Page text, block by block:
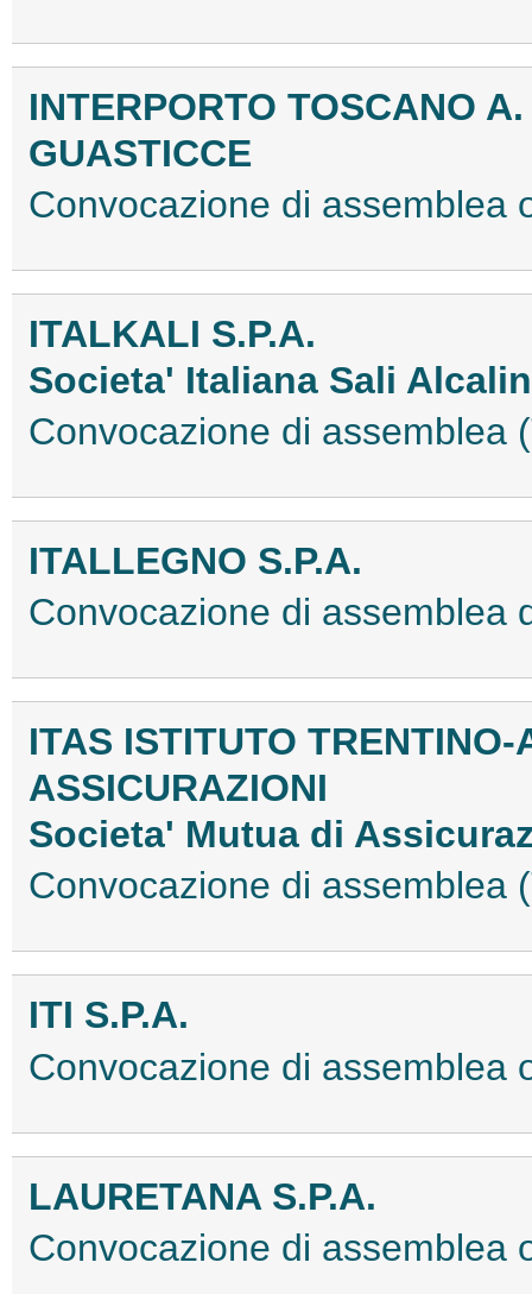
INTERPORTO TOSCANO
GUASTICCE
Convocazione di assemblea
ITALKALI S.P.A.
Societa' Italiana Sali
Convocazione di assemblea
ITALLEGNO S.P.A.
Convocazione di assemblea
ITAS ISTITUTO TRENTINO-
ASSICURAZIONI
Societa' Mutua di
Convocazione di assemblea
ITI S.P.A.
Convocazione di assemblea
LAURETANA S.P.A.
Convocazione di assemblea